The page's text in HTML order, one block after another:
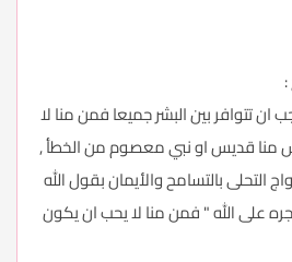
:
ان تتوافر بين البشر جميعا فمن منا لا
منا قديس او نبي معصوم من الخطأ ,
التحلى بالتسامح والأيمان بقول الله
على الله " فمن منا لا يحب ان يكون